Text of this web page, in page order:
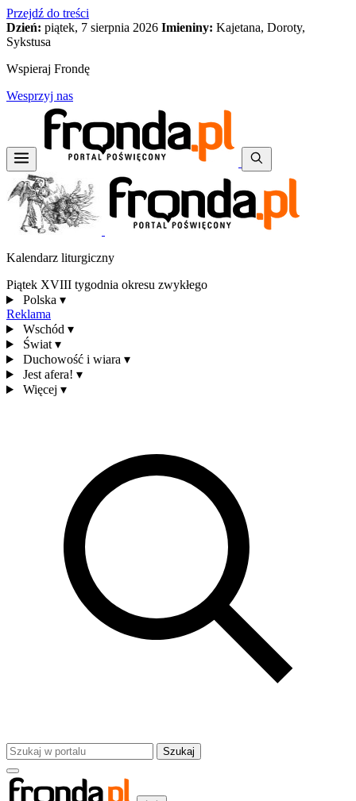
Przejdź do treści
Dzień: piątek, 7 sierpnia 2026 Imieniny: Kajetana, Doroty,
Sykstusa
Wspieraj Frondę
Wesprzyj nas
Kalendarz liturgiczny
Piątek XVIII tygodnia okresu zwykłego
Polska ▾
Reklama
Wschód ▾
Świat ▾
Duchowość i wiara ▾
Jest afera! ▾
Więcej ▾
Szukaj